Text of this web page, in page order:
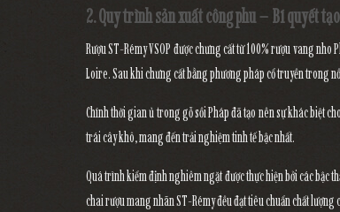
2. Quy trình sản xuất công phu – Bí quyết
RượuST-Rémy VSOP được chưng cất từ100% rượu vang nho
Loire. Sau khi chưng cất bằngphương pháp cổ truyền trong
Chính thời gian ủ trong gỗ sồi Pháp đã tạo nên sự khác biệt
trái cây khô, mang đến trải nghiệm tinh tế bậc nhất.
Quá trình kiểm định nghiêm ngặt được thực hiện bởi các bậc
chai rượu mang nhãn ST-Rémy đều đạt tiêu chuẩn chất lượng